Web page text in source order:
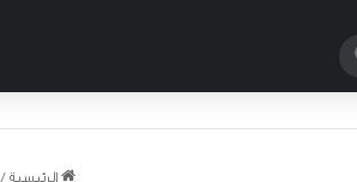
بحث
عن
الرئيسية /